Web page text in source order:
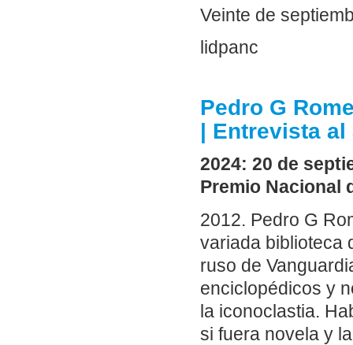
Veinte de
lidpanc
Pedro G
| Entrevista
2024: 20 de
Premio Nacional
2012. Pedro G
variada biblioteca
ruso de
enciclopédicos y
la iconoclastia.
si fuera novela y